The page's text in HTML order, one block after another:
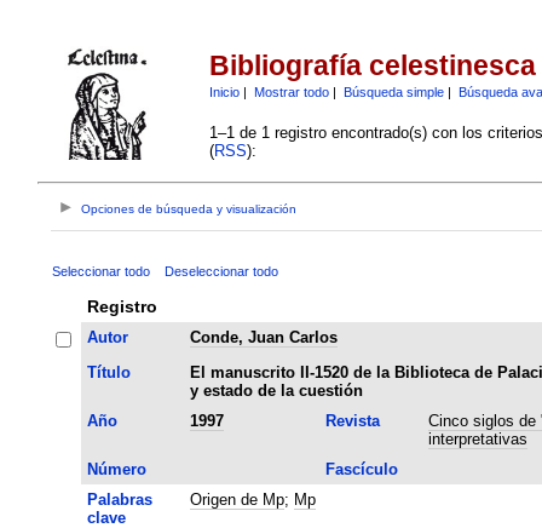
Bibliografía celestinesca
Inicio| Mostrar todo| Búsqueda simple| Búsqueda
1–1 de 1 registro encontrado(s) con los
(RSS):
Opciones de búsqueda y visualización
Seleccionar todo Deseleccionar todo
Registro
Autor
Conde, Juan Carlos
Título
El manuscrito II-1520 de la Biblioteca de
y estado de la cuestión
Año
1997 Revista
Cinco siglos de
interpretativas
Número
Fascículo
Palabras
clave
Origen de Mp; Mp